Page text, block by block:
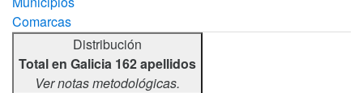
Comarcas
Distribución
Total en Galicia 162 apellidos
Ver notas metodológicas.